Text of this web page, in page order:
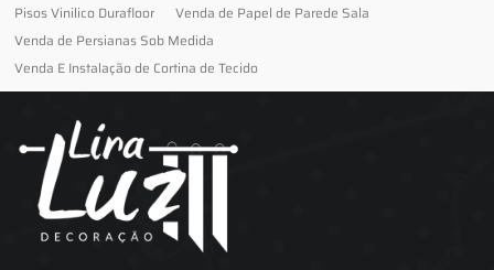
Pisos Vinilico Durafloor
Venda de Papel de Parede Sala
Venda de Persianas Sob Medida
Venda E Instalação de Cortina de Tecido